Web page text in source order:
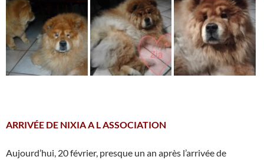
ARRIVÉE DE NIXIA A L ASSOCIATION
Aujourd’hui, 20 février, presque un an après l’arrivée de